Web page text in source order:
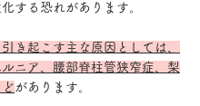
する恐れがあります。
き起こす主な原因としては、
ニア、腰部脊柱管狭窄症、梨
があります。